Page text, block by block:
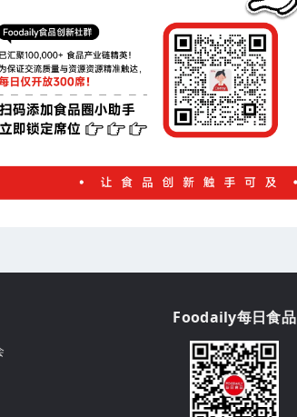
Foodaily每日食品